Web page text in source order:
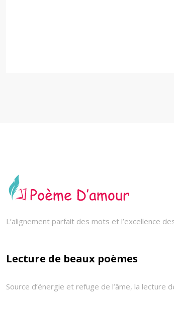
L’alignement parfait des mots et l’excellence
Lecture de beaux poèmes
Source d’énergie et refuge de l’âme, la